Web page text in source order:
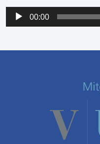
Audio-
Player
00:00